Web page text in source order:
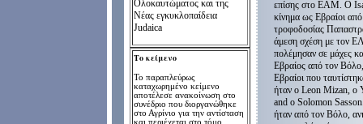
Ολοκαυτώματος και της
Νέας εγκυκλοπαίδεια
Judaica
Το κείμενο
Το παραπλεύρως
καταχωρημένο κείμενο
αποτέλεσε ανακοίνωση στο
συνέδριο που διοργανώθηκε
στο Αγρίνιο για την αντίσταση
και περιέχεται στο τόμο
επίσης στο ΕΑΜ. Ο
κίνημα ως Εβραίοι
τροφοδοσίας
άμεση σχέση με τον
πολέμησαν σε μάχες
Εβραίος από τον
Εβραίοι που
ήταν ο Leon Mizan,
and ο Solomon
ήταν από τον Βόλο,